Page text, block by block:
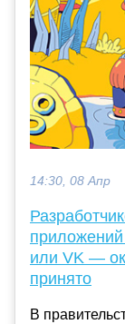
14:30, 08 Апр
или VK —
принято
В